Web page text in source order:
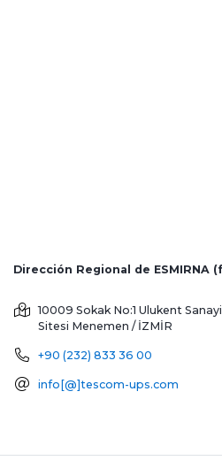
10009 Sokak No:1 Ulukent Sanayi
Sitesi Menemen / İZMİR
+90 (232) 833 36 00
info[@]tescom-ups.com